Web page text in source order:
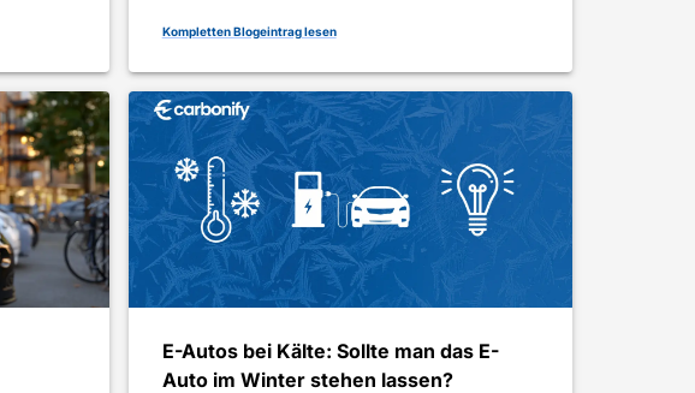
Kompletten Blogeintrag lesen
E-Autos bei Kälte: Sollte man das E-
Auto im Winter stehen lassen?